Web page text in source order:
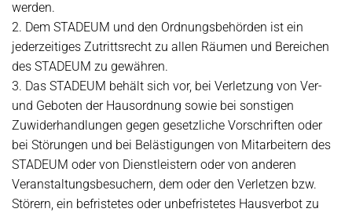
werden.
2. Dem STADEUM und den Ordnungsbehörden ist ein
jederzeitiges Zutrittsrecht zu allen Räumen und Bereichen
des STADEUM zu gewähren.
3. Das STADEUM behält sich vor, bei Verletzung von Ver-
und Geboten der Hausordnung sowie bei sonstigen
Zuwiderhandlungen gegen gesetzliche Vorschriften oder
bei Störungen und bei Belästigungen von Mitarbeitern des
STADEUM oder von Dienstleistern oder von anderen
Veranstaltungsbesuchern, dem oder den Verletzen bzw.
Störern, ein befristetes oder unbefristetes Hausverbot zu